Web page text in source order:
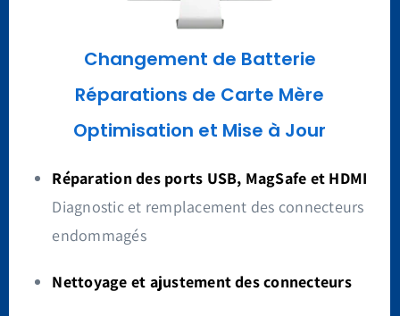
Changement de Batterie
Réparations de Carte Mère
Optimisation et Mise à Jour
Réparation des ports USB, MagSafe et HDMI
Diagnostic et remplacement des connecteurs
endommagés
Nettoyage et ajustement des connecteurs